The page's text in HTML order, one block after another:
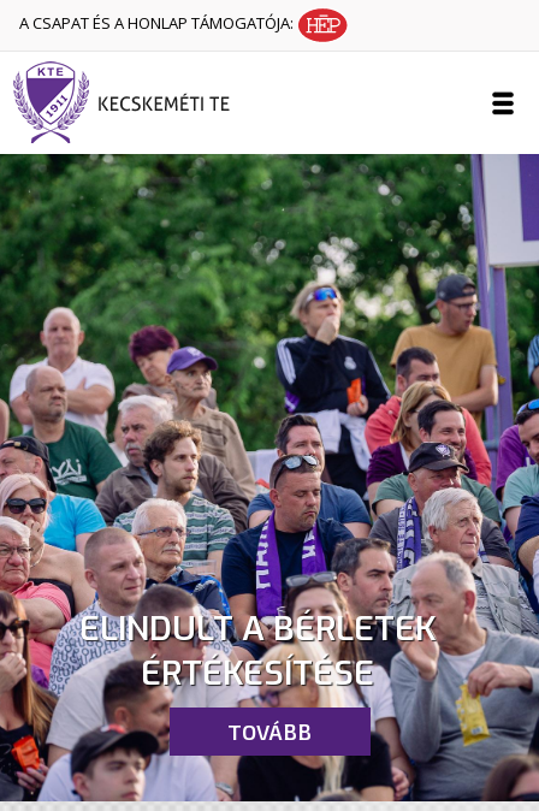
A CSAPAT ÉS A HONLAP TÁMOGATÓJA:
ELINDULT A BÉRLETEK
ÉRTÉKESÍTÉSE
TOVÁBB